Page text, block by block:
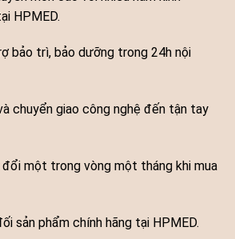
HPMED.
bảo trì, bảo dưỡng trong 24h nội
chuyển giao công nghệ đến tận tay
một trong vòng một tháng khi mua
sản phẩm chính hãng tại HPMED.